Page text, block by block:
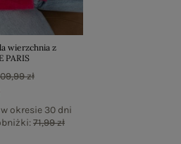
wierzchnia z
PARIS
okresie 30 dni
71,99 zł
zł